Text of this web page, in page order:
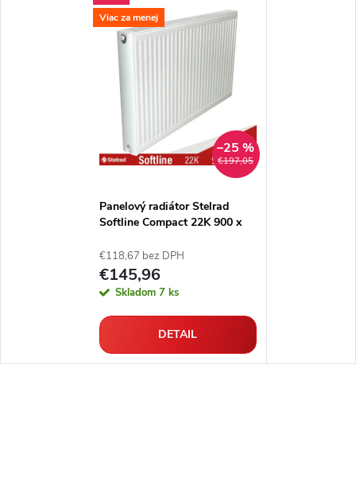
Viac za menej
€197,05
–25 %
Panelový radiátor Stelrad
Softline Compact 22K 900 x
€118,67 bez DPH
€145,96
Skladom 7 ks
DETAIL